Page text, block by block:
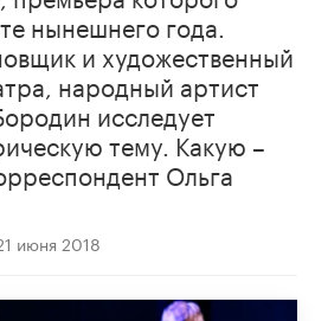
нынешнего года.
и художественный
народный артист
исследует
тему. Какую –
Ольга
июня 2018